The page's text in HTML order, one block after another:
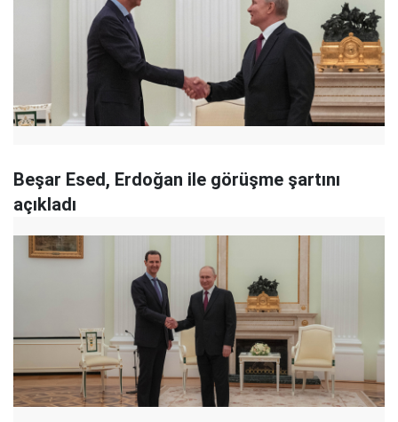
Beşar Esed, Erdoğan ile görüşme şartını
açıkladı